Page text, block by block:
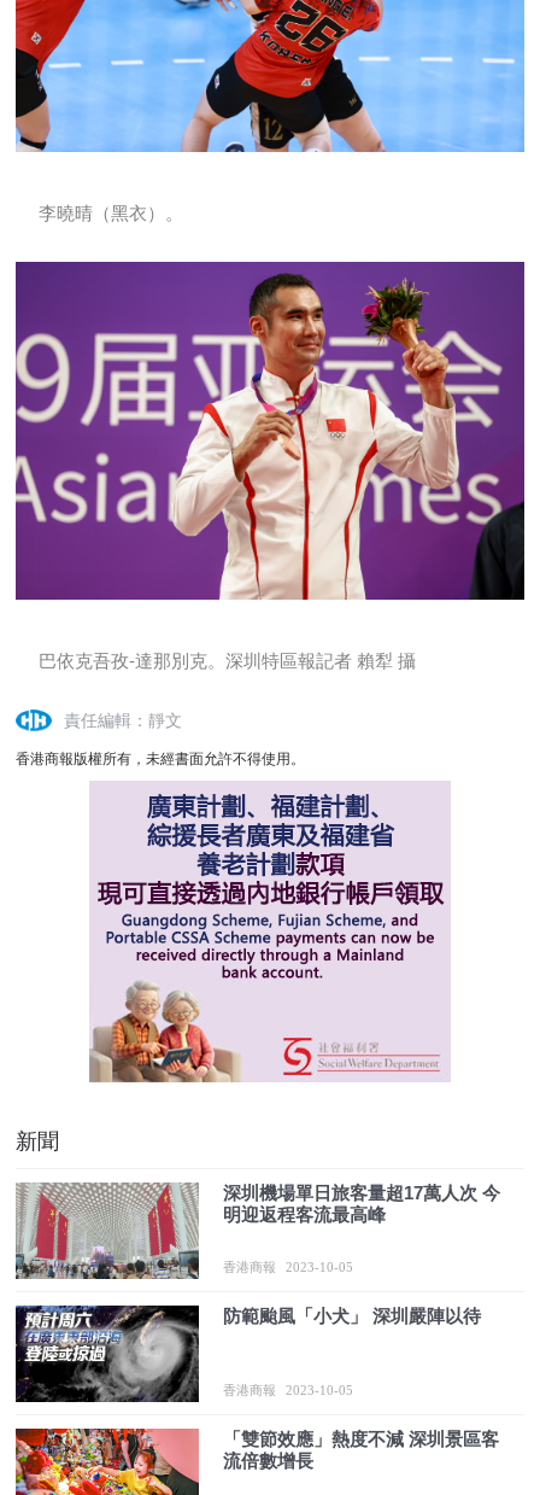
李曉晴（黑衣）。
巴依克吾孜-達那別克。深圳特區報記者 賴犁 攝
責任編輯：靜文
香港商報版權所有，未經書面允許不得使用。
新聞
深圳機場單日旅客量超17萬人次 今
明迎返程客流最高峰
香港商報 2023-10-05
防範颱風「小犬」 深圳嚴陣以待
香港商報 2023-10-05
「雙節效應」熱度不減 深圳景區客
流倍數增長